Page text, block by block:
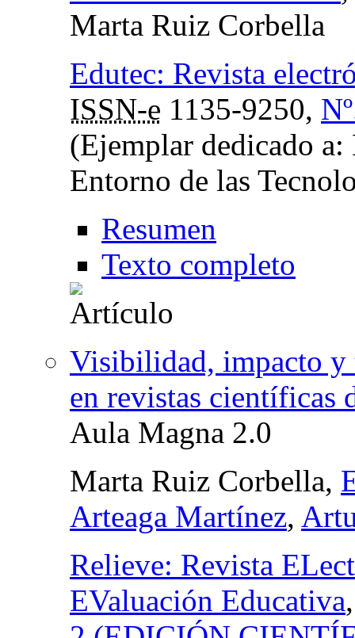
Marta Ruiz Corbella
Edutec: Revista
ISSN-e 1135-9250,
(Ejemplar dedicado
Entorno de las
Resumen
Texto completo
Visibilidad, impacto y
en revistas científicas
Aula Magna 2.0
Marta Ruiz Corbella,
Arteaga Martínez,
Relieve: Revista
EValuación Educativa